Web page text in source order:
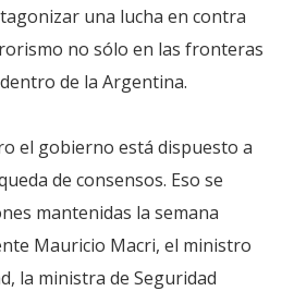
una lucha en contra
no sólo en las fronteras
de la Argentina.
el gobierno está dispuesto a
de consensos. Eso se
mantenidas la semana
Mauricio Macri, el ministro
la ministra de Seguridad